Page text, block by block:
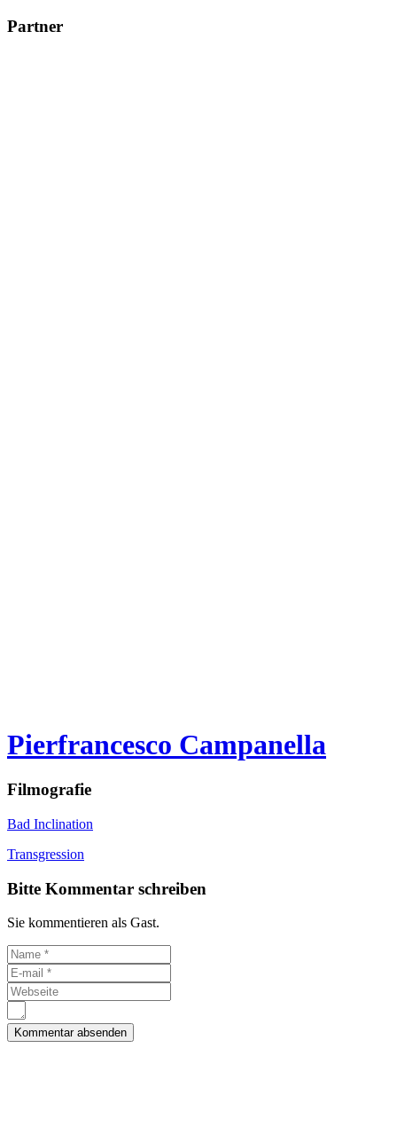
Partner
Pierfrancesco Campanella
Filmografie
Bad Inclination
Transgression
Bitte Kommentar schreiben
Sie kommentieren als Gast.